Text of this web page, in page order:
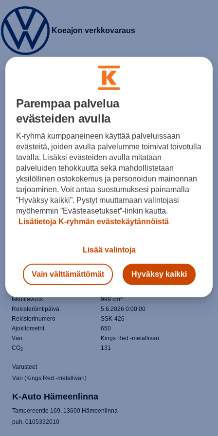
Koeajon verkkovaraus
Volkswagen T-Cross
Style Edition 1.0 TSI 85 kW / 116 hv 7-
vaihteinen DSG-automaattivaihteisto
30 700,00 €
Varaa koeajo
Etuveto
Vaihteisto
Automaatti
Vuosimalli
2027
Iskutilavuus
999 cm3
Rekisteröintipäivä
5.6.2026 0:00:00
Rekisterinumero
SSK-426
Ajokilometrit
650
Väri
Kings Red -metalliväri
CO2 131
Varusteet
Väri (Kings Red -metalliväri)
K-Auto Hämeenlinna
Tampereentie 169, 13600 Hämeenlinna
puh. 0105332010
Parempaa palvelua
evästeiden avulla
K-ryhmä kumppaneineen käyttää palveluissaan
evästeitä, joiden avulla palvelumme toimivat toivotulla
tavalla. Lisäksi evästeiden avulla mitataan
palveluiden tehokkuutta sekä mahdollistetaan
yksilöllinen ostokokemus ja personoidun mainonnan
tarjoaminen. Voit antaa suostumuksesi painamalla
”Hyväksy kaikki”. Pystyt muuttamaan valintojasi
myöhemmin ”Evästeasetukset”-linkin kautta.
Lisätietoja K-ryhmän evästekäytännöistä
Lisää valintoja
Vain välttämättömät Hyväksy kaikki